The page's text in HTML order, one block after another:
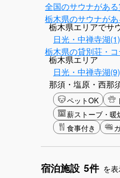
全国のサウナがあ
栃木県のサウナが
栃木県エリアでサ
日光・中禅寺湖(1)
栃木県の貸別荘・
栃木県エリア
日光・中禅寺湖(9)
那須・塩原・西那
ペットOK
薪ストーブ・暖
食事付き
宿泊施設 5件 を